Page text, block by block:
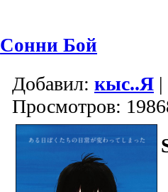
Сонни Бой
Добавил: кыс..Я
Просмотров: